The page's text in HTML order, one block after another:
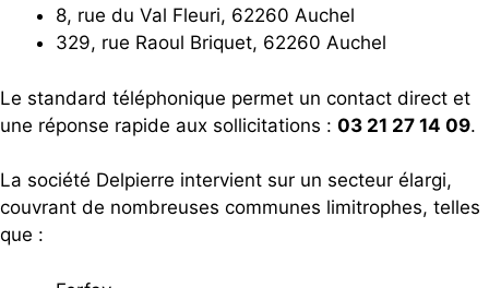
8, rue du Val Fleuri, 62260 Auchel
329, rue Raoul Briquet, 62260 Auchel
Le standard téléphonique permet un contact direct et
une réponse rapide aux sollicitations : 03 21 27 14 09.
La société Delpierre intervient sur un secteur élargi,
couvrant de nombreuses communes limitrophes, telles
que :